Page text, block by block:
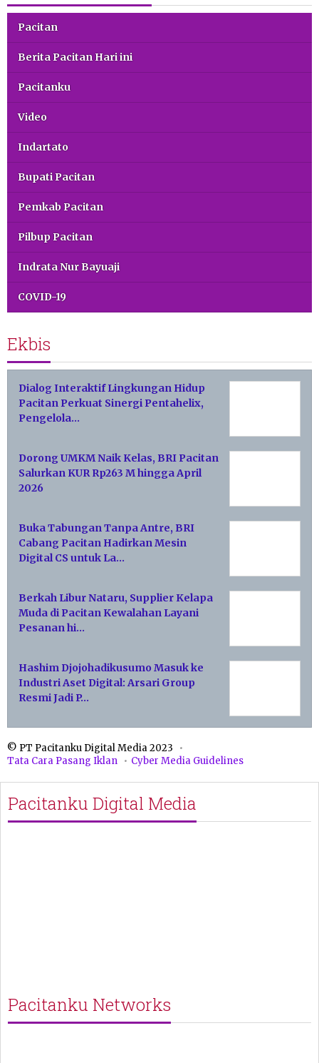
Pacitan
Berita Pacitan Hari ini
Pacitanku
Video
Indartato
Bupati Pacitan
Pemkab Pacitan
Pilbup Pacitan
Indrata Nur Bayuaji
COVID-19
Ekbis
Dialog Interaktif Lingkungan Hidup
Pacitan Perkuat Sinergi Pentahelix,
Pengelola…
Dorong UMKM Naik Kelas, BRI Pacitan
Salurkan KUR Rp263 M hingga April
2026
Buka Tabungan Tanpa Antre, BRI
Cabang Pacitan Hadirkan Mesin
Digital CS untuk La…
Berkah Libur Nataru, Supplier Kelapa
Muda di Pacitan Kewalahan Layani
Pesanan hi…
Hashim Djojohadikusumo Masuk ke
Industri Aset Digital: Arsari Group
Resmi Jadi P…
© PT Pacitanku Digital Media 2023
Tata Cara Pasang Iklan
Cyber Media Guidelines
Pacitanku Digital Media
Pacitanku Networks